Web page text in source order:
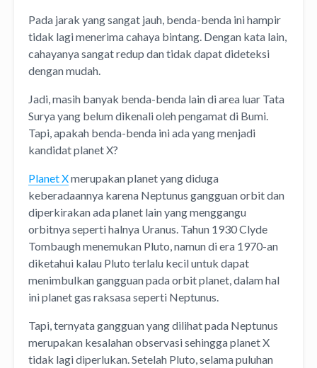
Pada jarak yang sangat jauh, benda-benda ini hampir
tidak lagi menerima cahaya bintang. Dengan kata lain,
cahayanya sangat redup dan tidak dapat dideteksi
dengan mudah.
Jadi, masih banyak benda-benda lain di area luar Tata
Surya yang belum dikenali oleh pengamat di Bumi.
Tapi, apakah benda-benda ini ada yang menjadi
kandidat planet X?
Planet Xmerupakan planet yang diduga
keberadaannya karena Neptunus gangguan orbit dan
diperkirakan ada planet lain yang menggangu
orbitnya seperti halnya Uranus. Tahun 1930 Clyde
Tombaugh menemukan Pluto, namun di era 1970-an
diketahui kalau Pluto terlalu kecil untuk dapat
menimbulkan gangguan pada orbit planet, dalam hal
ini planet gas raksasa seperti Neptunus.
Tapi, ternyata gangguan yang dilihat pada Neptunus
merupakan kesalahan observasi sehingga planet X
tidak lagi diperlukan. Setelah Pluto, selama puluhan